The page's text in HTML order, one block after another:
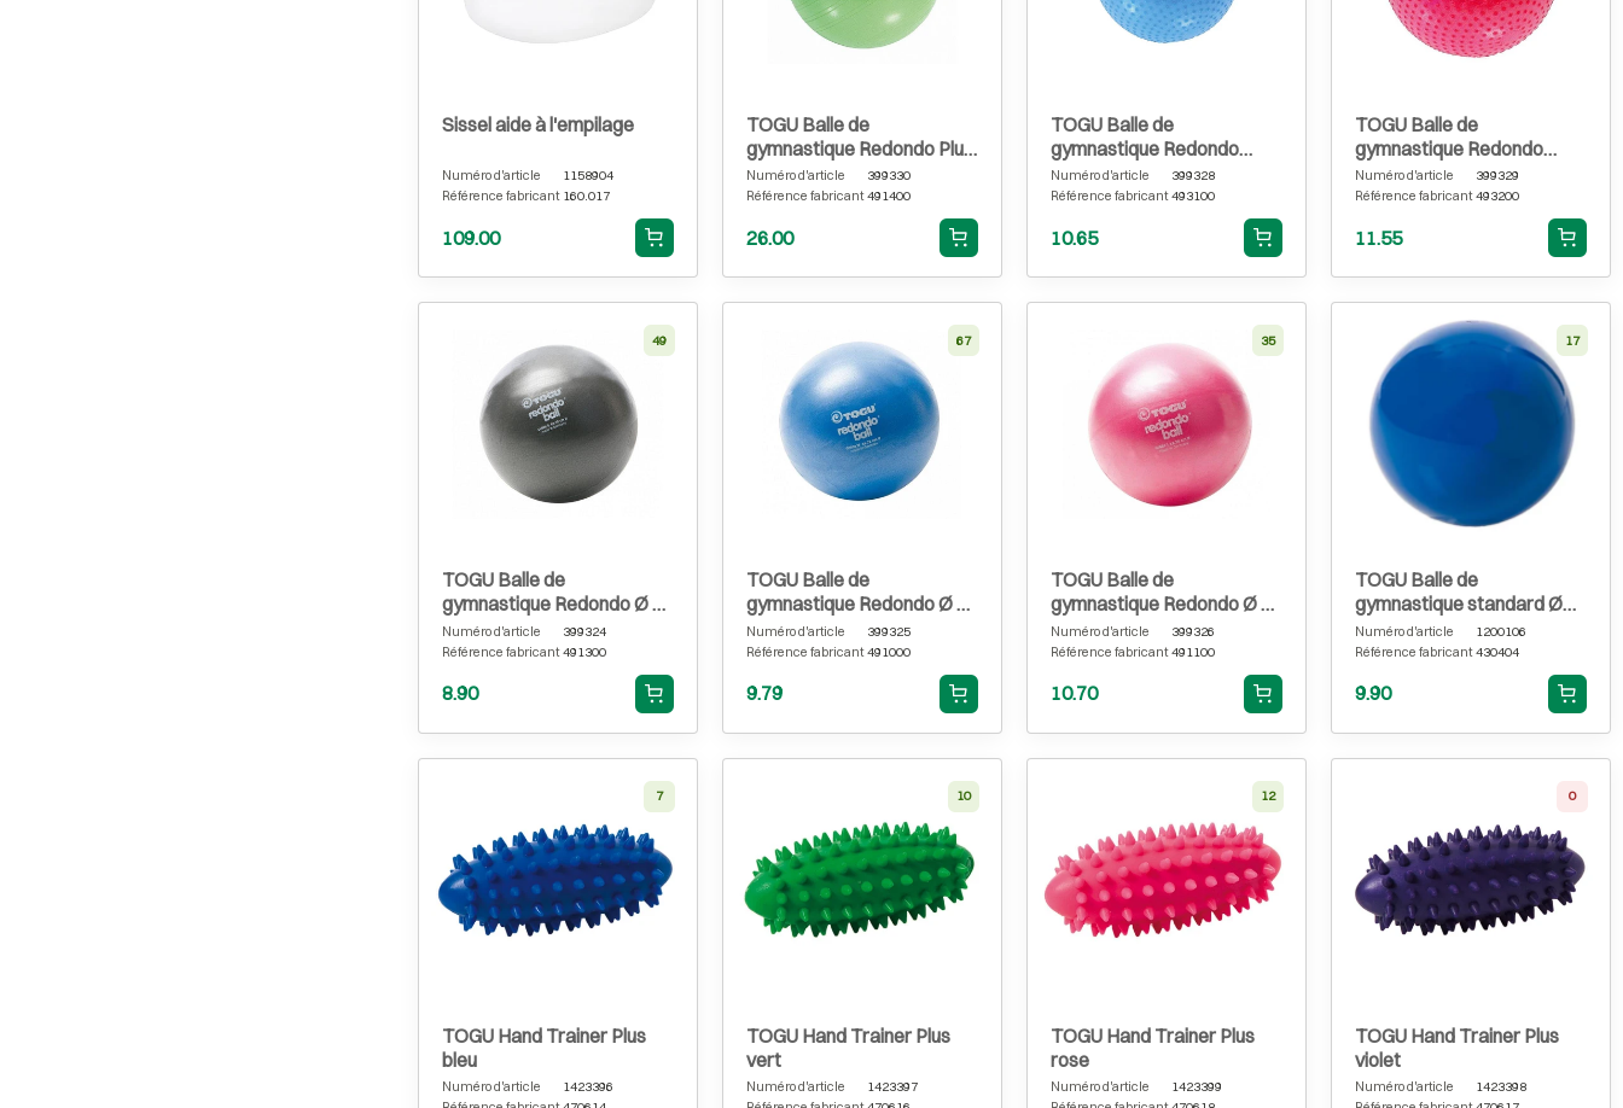
Sissel aide à l'empilage
Numéro d'article
1158904
Référence fabricant 160.017
109.00
TOGU Balle de
gymnastique Redondo Plus
Ø 38 cm, verte
Numéro d'article
399330
Référence fabricant 491400
26.00
TOGU Balle de
gymnastique Redondo
Touch Ø 22 cm, bleue
Numéro d'article
399328
Référence fabricant 493100
10.65
TOGU Balle de
gymnastique Redondo
Touch Ø 26 cm, rouge rubis
Numéro d'article
399329
Référence fabricant 493200
11.55
49
TOGU Balle de
gymnastique Redondo Ø 18
cm, anthracite
Numéro d'article
399324
Référence fabricant 491300
8.90
67
TOGU Balle de
gymnastique Redondo Ø 22
cm, bleue
Numéro d'article
399325
Référence fabricant 491000
9.79
35
TOGU Balle de
gymnastique Redondo Ø 26
cm, rouge rubis
Numéro d'article
399326
Référence fabricant 491100
10.70
17
TOGU Balle de
gymnastique standard Ø
16 cm, bleu
Numéro d'article
1200106
Référence fabricant 430404
9.90
7
TOGU Hand Trainer Plus
bleu
Numéro d'article
1423396
10
TOGU Hand Trainer Plus
vert
Numéro d'article
1423397
12
TOGU Hand Trainer Plus
rose
Numéro d'article
1423399
0
TOGU Hand Trainer Plus
violet
Numéro d'article
1423398